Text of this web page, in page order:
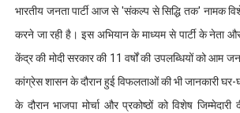
भारतीय जनता पार्टी आज से 'संकल्प से सिद्धि तक' नामक
करने जा रही है। इस अभियान के माध्यम से पार्टी के नेता
केंद्र की मोदी सरकार की 11 वर्षों की उपलब्धियों को आम
कांग्रेस शासन के दौरान हुई विफलताओं की भी जानकारी घर-
के दौरान भाजपा मोर्चा और प्रकोष्ठों को विशेष